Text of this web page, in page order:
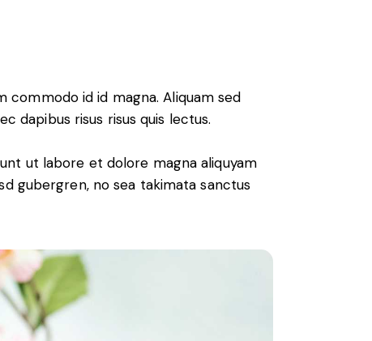
commodo id id magna. Aliquam sed
dapibus risus risus quis lectus.
ut labore et dolore magna aliquyam
gubergren, no sea takimata sanctus